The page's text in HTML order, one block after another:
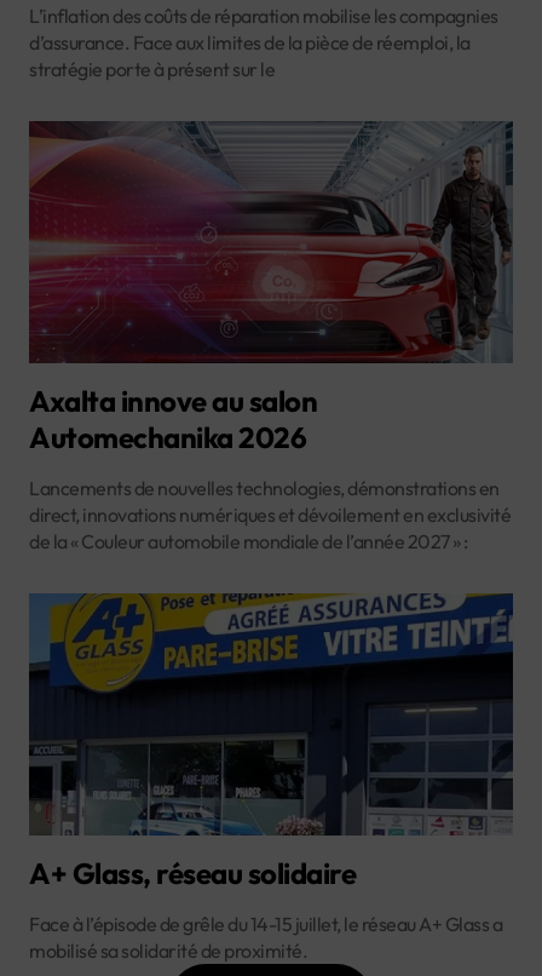
L’inflation des coûts de réparation mobilise les compagnies
d’assurance. Face aux limites de la pièce de réemploi, la
stratégie porte à présent sur le
Axalta innove au salon
Automechanika 2026
Lancements de nouvelles technologies, démonstrations en
direct, innovations numériques et dévoilement en exclusivité
de la « Couleur automobile mondiale de l’année 2027 » :
A+ Glass, réseau solidaire
Face à l’épisode de grêle du 14-15 juillet, le réseau A+ Glass a
mobilisé sa solidarité de proximité.